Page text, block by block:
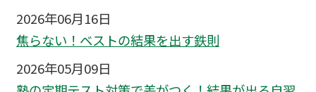
2026年06月16日
焦らない！ベストの結果を出す鉄則
2026年05月09日